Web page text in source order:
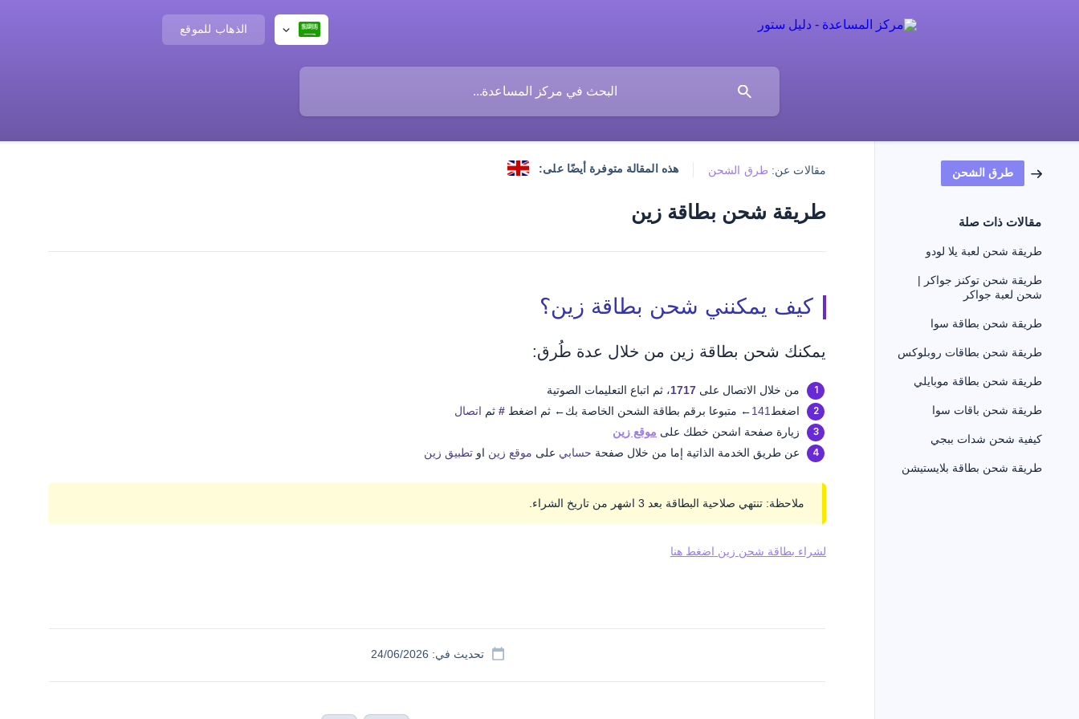
الذهاب للموقع
طرق الشحن
مقالات ذات صلة
طريقة شحن لعبة يلا لودو
طريقة شحن توكنز جواكر |
شحن لعبة جواكر
طريقة شحن بطاقة سوا
طريقة شحن بطاقات روبلوكس
طريقة شحن بطاقة موبايلي
طريقة شحن باقات سوا
كيفية شحن شدات ببجي
طريقة شحن بطاقة بلايستيشن
مقالات عن: طرق الشحن هذه المقالة متوفرة أيضًا على:
طريقة شحن بطاقة زين
كيف يمكنني شحن بطاقة زين؟
يمكنك شحن بطاقة زين من خلال عدة طُرق:
من خلال الاتصال على 1717، ثم اتباع التعليمات الصوتية
اضغط 141← متبوعا برقم بطاقة الشحن الخاصة بك← ثم اضغط # ثم اتصال
زيارة صفحة اشحن خطك على موقع زين
عن طريق الخدمة الذاتية إما من خلال صفحة حسابي على موقع زين او تطبيق زين
ملاحظة: تنتهي صلاحية البطاقة بعد 3 اشهر من تاريخ الشراء.
لشراء بطاقة شحن زين اضغط هنا
تحديث في: 24/06/2026